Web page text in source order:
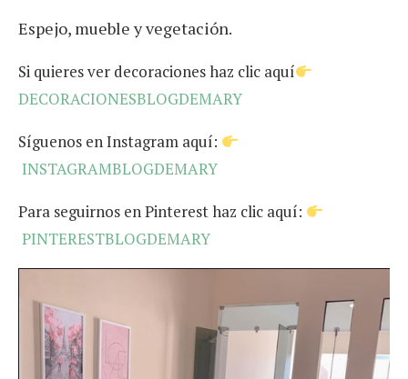
Espejo, mueble y vegetación.
Si quieres ver decoraciones haz clic aquí
DECORACIONESBLOGDEMARY
Síguenos en Instagram aquí:
INSTAGRAMBLOGDEMARY
Para seguirnos en Pinterest haz clic aquí:
PINTERESTBLOGDEMARY